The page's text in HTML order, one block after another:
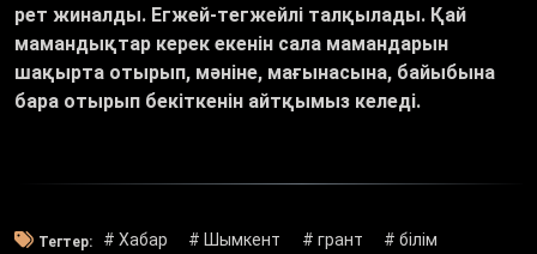
рет жиналды. Егжей-тегжейлі талқылады. Қай
мамандықтар керек екенін сала мамандарын
шақырта отырып, мәніне, мағынасына, байыбына
бара отырып бекіткенін айтқымыз келеді.
Тегтер: # Хабар # Шымкент # грант
# білім